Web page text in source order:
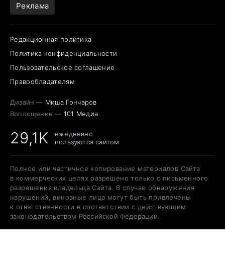
Реклама
Редакционная политика
Политика конфиденциальности
Пользовательское соглашение
Правообладателям
Дизайн — Миша Гончаров
Воплощение — 101 Медиа
29,1K
ежедневно
пользуются сайтом
Полное или частичное копирование материалов Сайта
в коммерческих целях разрешено только с письменного
разрешения владельца Сайта. В случае обнаружения
нарушений, виновные лица могут быть привлечены
к ответственности в соответствии с действующим
законодательством Российской Федерации.